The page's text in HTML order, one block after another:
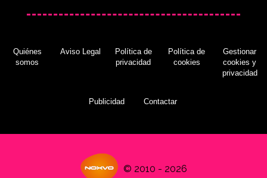
Quiénes
somos
Aviso Legal
Política de
privacidad
Política de
cookies
Gestionar
cookies y
privacidad
Publicidad Contactar
© 2010 - 2026